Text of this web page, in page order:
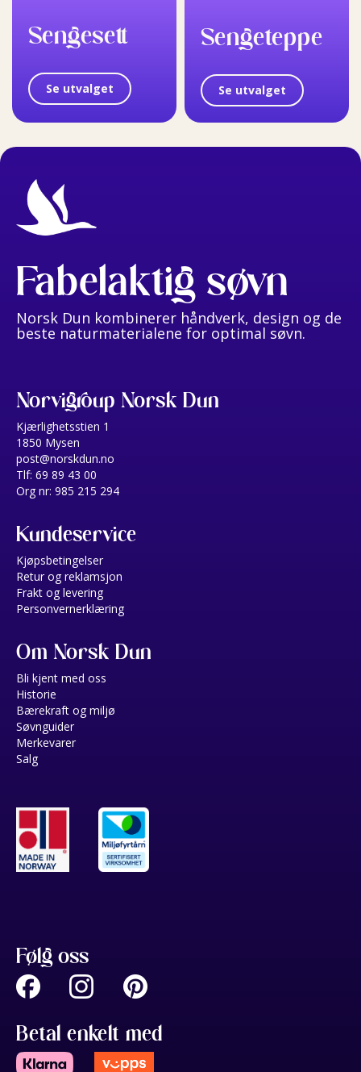
Sengesett
Se utvalget
Sengeteppe
Se utvalget
Fabelaktig søvn
Norsk Dun kombinerer håndverk, design og de
beste naturmaterialene for optimal søvn.
Norvigroup Norsk Dun
Kjærlighetsstien 1
1850 Mysen
post@norskdun.no
Tlf: 69 89 43 00
Org nr: 985 215 294
Kundeservice
Kjøpsbetingelser
Retur og reklamsjon
Frakt og levering
Personvernerklæring
Om Norsk Dun
Bli kjent med oss
Historie
Bærekraft og miljø
Søvnguider
Merkevarer
Salg
Følg oss
Betal enkelt med